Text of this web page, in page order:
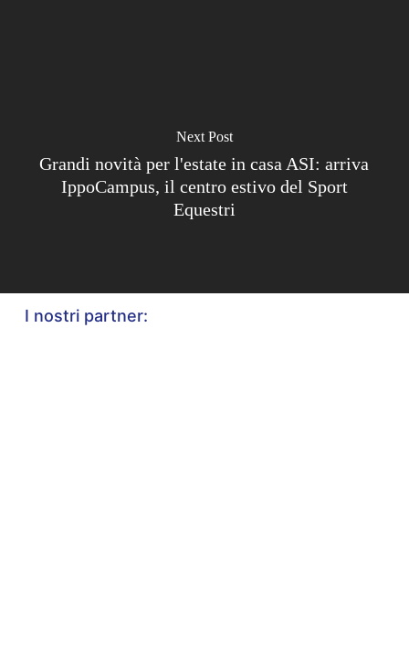
Next Post
Grandi novità per l'estate in casa ASI: arriva
IppoCampus, il centro estivo del Sport
Equestri
I nostri partner: